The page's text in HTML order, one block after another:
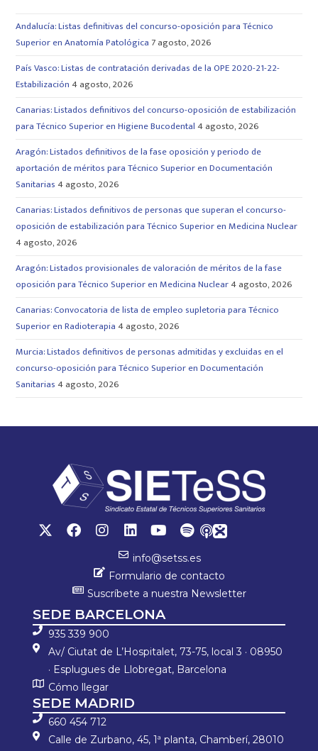
Andalucía: Listas definitivas del concurso-oposición para Técnico
Superior en Anatomía Patológica 7 agosto, 2026
País Vasco: Listas de contratación derivadas de la OPE 2020-21-22-
Estabilización 4 agosto, 2026
Canarias: Listados definitivos del concurso-oposición de estabilización
para Técnico Superior en Higiene Bucodental 4 agosto, 2026
Aragón: Listados definitivos de la fase oposición y periodo de
aportación de méritos para Técnico Superior en Documentación
Sanitarias 4 agosto, 2026
Canarias: Listados definitivos de personas que superan el concurso-
oposición de estabilización para Técnico Superior en Medicina Nuclear
4 agosto, 2026
Aragón: Listados provisionales de valoración de méritos de la fase
oposición para Técnico Superior en Medicina Nuclear4 agosto, 2026
Canarias: Convocatoria de lista de empleo supletoria para Técnico
Superior en Radioterapia 4 agosto, 2026
Murcia: Listados definitivos de personas admitidas y excluidas en el
concurso-oposición para Técnico Superior en Documentación
Sanitarias 4 agosto, 2026
info@setss.es
Formulario de contacto
Suscríbete a nuestra Newsletter
SEDE BARCELONA
935 339 900
Av/ Ciutat de L’Hospitalet, 73-75, local 3 · 08950
· Esplugues de Llobregat, Barcelona
Cómo llegar
SEDE MADRID
660 454 712
Calle de Zurbano, 45, 1ª planta, Chamberí, 28010